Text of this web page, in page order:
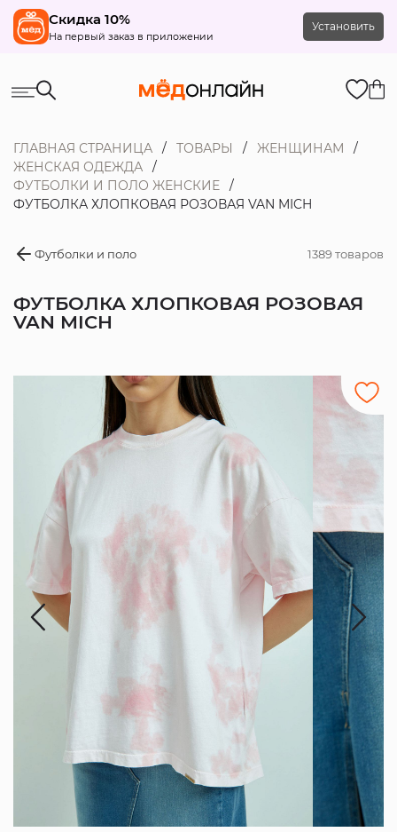
Скидка 10%
На первый заказ в приложении
Установить
ГЛАВНАЯ СТРАНИЦА ТОВАРЫ
ЖЕНЩИНАМ
ЖЕНСКАЯ ОДЕЖДА
ФУТБОЛКИ И ПОЛО ЖЕНСКИЕ
ФУТБОЛКА ХЛОПКОВАЯ РОЗОВАЯ VAN MICH
Футболки и поло 1389 товаров
ФУТБОЛКА ХЛОПКОВАЯ РОЗОВАЯ
VAN MICH